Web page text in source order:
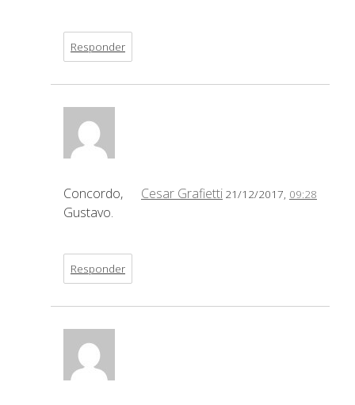
Responder
Cesar Grafietti 21/12/2017, 09:28
Concordo,
Gustavo.
Responder